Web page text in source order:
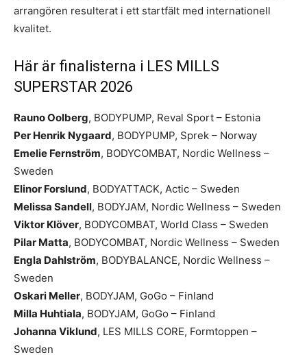
arrangören resulterat i ett startfält med internationell
kvalitet.
Här är finalisterna i LES MILLS
SUPERSTAR 2026
Rauno Oolberg, BODYPUMP, Reval Sport – Estonia
Per Henrik Nygaard, BODYPUMP, Sprek – Norway
Emelie Fernström, BODYCOMBAT, Nordic Wellness –
Sweden
Elinor Forslund, BODYATTACK, Actic – Sweden
Melissa Sandell, BODYJAM, Nordic Wellness – Sweden
Viktor Klöver, BODYCOMBAT, World Class – Sweden
Pilar Matta, BODYCOMBAT, Nordic Wellness – Sweden
Engla Dahlström, BODYBALANCE, Nordic Wellness –
Sweden
Oskari Meller, BODYJAM, GoGo – Finland
Milla Huhtiala, BODYJAM, GoGo – Finland
Johanna Viklund, LES MILLS CORE, Formtoppen –
Sweden